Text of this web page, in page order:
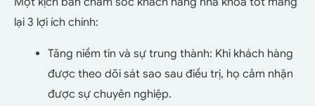
lại 3 lợi ích chính:
Tăng niềm tin và sự trung thành: Khi khách hàng
được theo dõi sát sao sau điều trị, họ cảm nhận
được sự chuyên nghiệp.